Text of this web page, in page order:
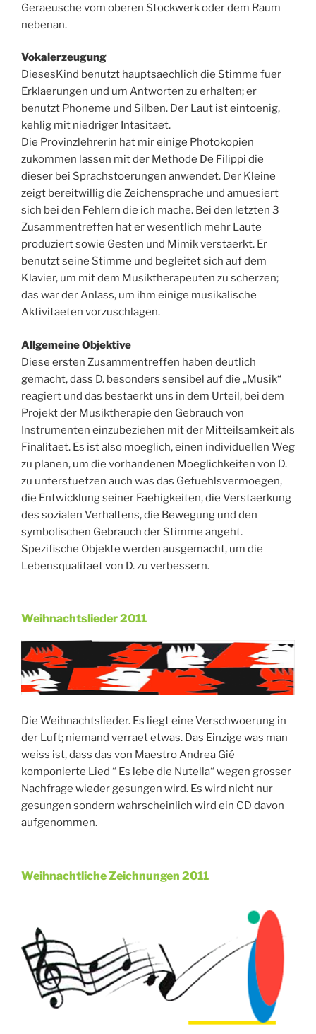
Geraeusche vom oberen Stockwerk oder dem Raum
nebenan.
Vokalerzeugung
DiesesKind benutzt hauptsaechlich die Stimme fuer
Erklaerungen und um Antworten zu erhalten; er
benutzt Phoneme und Silben. Der Laut ist eintoenig,
kehlig mit niedriger Intasitaet.
Die Provinzlehrerin hat mir einige Photokopien
zukommen lassen mit der Methode De Filippi die
dieser bei Sprachstoerungen anwendet. Der Kleine
zeigt bereitwillig die Zeichensprache und amuesiert
sich bei den Fehlern die ich mache. Bei den letzten 3
Zusammentreffen hat er wesentlich mehr Laute
produziert sowie Gesten und Mimik verstaerkt. Er
benutzt seine Stimme und begleitet sich auf dem
Klavier, um mit dem Musiktherapeuten zu scherzen;
das war der Anlass, um ihm einige musikalische
Aktivitaeten vorzuschlagen.
Allgemeine Objektive
Diese ersten Zusammentreffen haben deutlich
gemacht, dass D. besonders sensibel auf die „Musik“
reagiert und das bestaerkt uns in dem Urteil, bei dem
Projekt der Musiktherapie den Gebrauch von
Instrumenten einzubeziehen mit der Mitteilsamkeit als
Finalitaet. Es ist also moeglich, einen individuellen Weg
zu planen, um die vorhandenen Moeglichkeiten von D.
zu unterstuetzen auch was das Gefuehlsvermoegen,
die Entwicklung seiner Faehigkeiten, die Verstaerkung
des sozialen Verhaltens, die Bewegung und den
symbolischen Gebrauch der Stimme angeht.
Spezifische Objekte werden ausgemacht, um die
Lebensqualitaet von D. zu verbessern.
Veröffentlicht
Weihnachtslieder 2011
Die Weihnachtslieder. Es liegt eine Verschwoerung in
der Luft; niemand verraet etwas. Das Einzige was man
weiss ist, dass das von Maestro Andrea Gié
komponierte Lied “ Es lebe die Nutella“ wegen grosser
Nachfrage wieder gesungen wird. Es wird nicht nur
gesungen sondern wahrscheinlich wird ein CD davon
aufgenommen.
Veröffentlicht
Weihnachtliche Zeichnungen 2011